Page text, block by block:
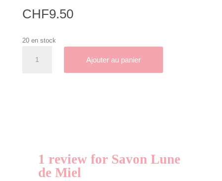
CHF9.50
20 en stock
Ajouter au panier
v
1 review for Savon Lune
de Miel